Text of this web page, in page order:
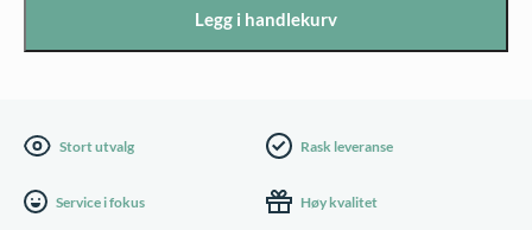
-
antall
Legg i handlekurv
Stort utvalg Rask leveranse
Service i fokus Høy kvalitet